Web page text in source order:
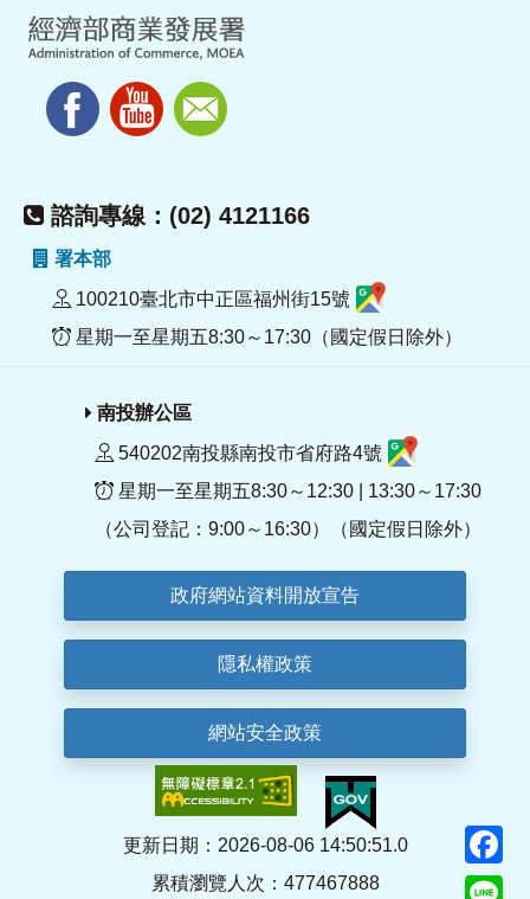
諮詢專線：(02) 4121166
署本部
100210臺北市中正區福州街15號
星期一至星期五8:30～17:30（國定假日除外）
南投辦公區
540202南投縣南投市省府路4號
星期一至星期五8:30～12:30 | 13:30～17:30
（公司登記：9:00～16:30）（國定假日除外）
政府網站資料開放宣告
隱私權政策
網站安全政策
更新日期：2026-08-06 14:50:51.0
累積瀏覽人次：477467888